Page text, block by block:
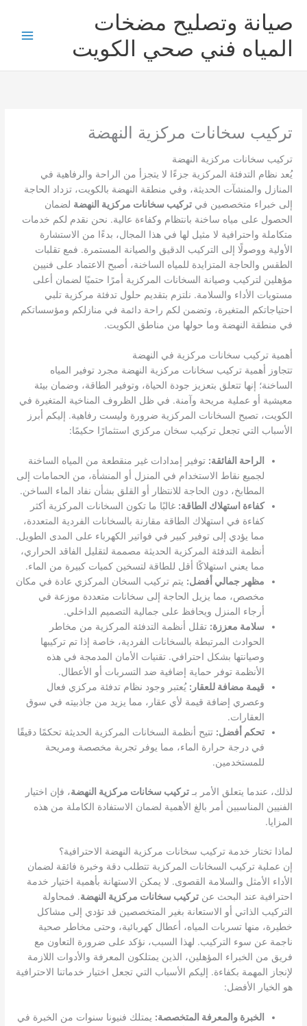
المحتوى
صيانة وتصليح مضخات
المياه فني صحي الكويت
تركيب سخانات مركزية النهضة
تركيب سخانات مركزية النهضة
يُعد نظام التدفئة المركزية جزءًا لا يتجزأ من الراحة والرفاهية في
المنازل والمنشآت الحديثة، وفي منطقة النهضة بالكويت، تزداد الحاجة
إلى خبراء متخصصين فيتركيب سخانات مركزية النهضة لضمان
الحصول على مياه ساخنة بانتظام وكفاءة عالية. نحن نقدم لكم خدمات
متكاملة واحترافية لا مثيل لها في هذا المجال، بدءًا من الاستشارة
الأولية ووصولًا إلى التركيب الدقيق والصيانة المستمرة. فمع تقلبات
الطقس والحاجة المتزايدة للمياه الساخنة، أصبح الاعتماد على فنيين
مؤهلين لتركيب وصيانة السخانات المركزية أمرًا حتميًا لضمان أعلى
مستويات الأداء والسلامة. نلتزم بتقديم حلول تدفئة مركزية تلبي
احتياجاتكم المتغيرة، وتضمن لكم راحة دائمة في منازلكم ومؤسساتكم
في منطقة النهضة وما حولها من مناطق الكويت.
أهمية تركيب سخانات مركزية في النهضة
تتجاوز أهمية تركيب سخانات مركزية النهضة مجرد توفير المياه
الساخنة؛ إنها تتعلق بتعزيز جودة الحياة، وتوفير الطاقة، وضمان بيئة
معيشية أو عملية مريحة وآمنة. في ظل الظروف المناخية المتغيرة في
الكويت، تصبح السخانات المركزية ضرورة وليست رفاهية. إليكم أبرز
الأسباب التي تجعل تركيب سخان مركزي استثمارًا حكيمًا:
الراحة الفائقة: توفير إمدادات غير منقطعة من المياه الساخنة
لجميع نقاط الاستخدام في المنزل أو المنشأة، من الحمامات إلى
المطابخ، دون الحاجة للانتظار أو القلق بشأن نفاد الماء الساخن.
كفاءة استهلاك الطاقة: غالبًا ما تكون السخانات المركزية أكثر
كفاءة في استهلاك الطاقة مقارنة بالسخانات الفردية المتعددة،
مما يؤدي إلى توفير كبير في فواتير الكهرباء على المدى الطويل.
أنظمة التدفئة المركزية الحديثة مصممة لتقليل الفاقد الحراري،
مما يعني استهلاكًا أقل للطاقة لتسخين كميات كبيرة من الماء.
مظهر جمالي أفضل: يتم تركيب السخان المركزي عادة في مكان
مخصص، مما يزيل الحاجة إلى سخانات متعددة موزعة في
أرجاء المنزل ويحافظ على جمالية التصميم الداخلي.
سلامة معززة: تقلل أنظمة التدفئة المركزية من مخاطر
الحوادث المرتبطة بالسخانات الفردية، خاصة إذا تم تركيبها
وصيانتها بشكل احترافي. تقنيات الأمان المدمجة في هذه
الأنظمة توفر حماية إضافية ضد التسربات أو الأعطال.
قيمة مضافة للعقار: يُعتبر وجود نظام تدفئة مركزي فعال
وعصري إضافة قيمة لأي عقار، مما يزيد من جاذبيته في سوق
العقارات.
تحكم أفضل: تتيح أنظمة السخانات المركزية الحديثة تحكمًا دقيقًا
في درجة حرارة الماء، مما يوفر تجربة مخصصة ومريحة
للمستخدمين.
لذلك، عندما يتعلق الأمر بـتركيب سخانات مركزية النهضة، فإن اختيار
الفنيين المناسبين أمر بالغ الأهمية لضمان الاستفادة الكاملة من هذه
المزايا.
لماذا تختار خدمة تركيب سخانات مركزية النهضة الاحترافية؟
إن عملية تركيب السخانات المركزية تتطلب دقة وخبرة فائقة لضمان
الأداء الأمثل والسلامة القصوى. لا يمكن الاستهانة بأهمية اختيار خدمة
احترافية عند البحث عنتركيب سخانات مركزية النهضة. فمحاولة
التركيب الذاتي أو الاستعانة بغير المتخصصين قد تؤدي إلى مشاكل
خطيرة، منها تسربات المياه، أعطال كهربائية، وحتى مخاطر صحية
ناجمة عن سوء التركيب. لهذا السبب، نؤكد على ضرورة التعاون مع
فريق من الخبراء المؤهلين، الذين يمتلكون المعرفة والأدوات اللازمة
لإنجاز المهمة بكفاءة. إليكم الأسباب التي تجعل اختيار خدماتنا الاحترافية
هو الخيار الأفضل:
الخبرة والمعرفة المتخصصة: يمتلك فنيونا سنوات من الخبرة في